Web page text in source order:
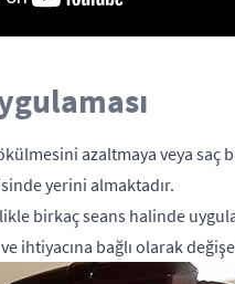
azaltmaya veya
yerini almaktadır.
birkaç seans halinde
ihtiyacına bağlı olarak